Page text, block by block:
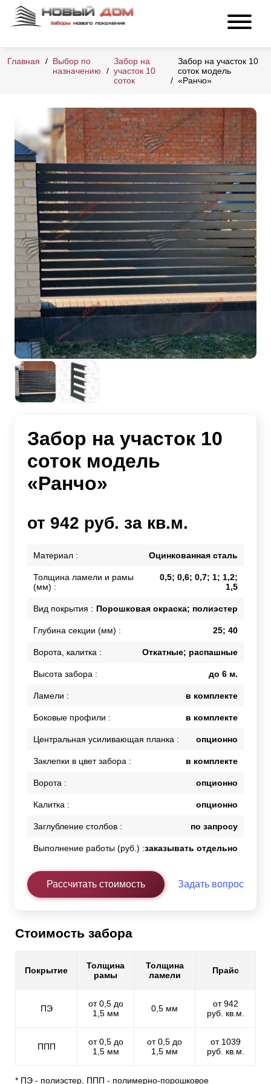
Главная
Выбор по
назначению
Забор на
участок 10
соток
Забор на участок 10
соток модель
«Ранчо»
Забор на участок 10
соток модель
«Ранчо»
от 942 руб. за кв.м.
Материал : Оцинкованная сталь
Толщина ламели и рамы
(мм) :
0,5; 0,6; 0,7; 1; 1,2;
1,5
Вид покрытия : Порошковая окраска; полиэстер
Глубина секции (мм) : 25; 40
Ворота, калитка : Откатные; распашные
Высота забора : до 6 м.
Ламели : в комплекте
Боковые профили : в комплекте
Центральная усиливающая планка : опционно
Заклепки в цвет забора : в комплекте
Ворота : опционно
Калитка : опционно
Заглубление столбов : по запросу
Выполнение работы (руб.) :заказывать отдельно
Рассчитать стоимость Задать вопрос
Стоимость забора
Покрытие
Толщина
рамы
Толщина
ламели
Прайс
ПЭ
от 0,5 до
1,5 мм
0,5 мм
от 942
руб. кв.м.
ППП
от 0,5 до
1,5 мм
от 0,5 до
1,5 мм
от 1039
руб. кв.м.
* ПЭ - полиэстер, ППП - полимерно-порошковое